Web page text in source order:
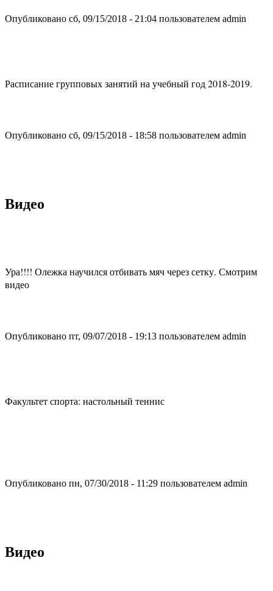
Опубликовано сб, 09/15/2018 - 21:04 пользователем admin
Расписание групповых занятий на учебный год 2018-2019.
Опубликовано сб, 09/15/2018 - 18:58 пользователем admin
Видео
Ура!!!! Олежка научился отбивать мяч через сетку. Смотрим
видео
Опубликовано пт, 09/07/2018 - 19:13 пользователем admin
Факультет спорта: настольный теннис
Опубликовано пн, 07/30/2018 - 11:29 пользователем admin
Видео